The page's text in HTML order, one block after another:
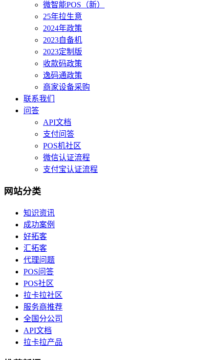
微智能POS（新）
25年拉生意
2024年政策
2023自备机
2023定制版
收款码政策
逸码通政策
商家设备采购
联系我们
问答
API文档
支付问答
POS机社区
微信认证流程
支付宝认证流程
网站分类
知识资讯
成功案例
好拓客
汇拓客
代理问题
POS问答
POS社区
拉卡拉社区
服务商推荐
全国分公司
API文档
拉卡拉产品